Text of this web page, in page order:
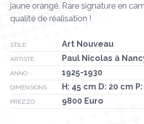
jaune orangé. Rare signature en
qualité de réalisation !
STILE: Art Nouveau
ARTISTE : Paul Nicolas à
ANNO : 1925-1930
DIMENSIONS : H: 45 cm D: 20 cm
PREZZO: 9800 Euro